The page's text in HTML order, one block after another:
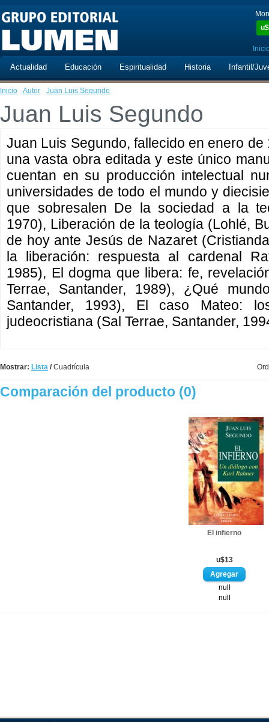
u$
Actualidad Educación Espiritualidad Historia Infantil/
Inicio · Autor · Juan Luis Segundo
Juan Luis Segundo
Juan Luis Segundo, fallecido en enero
una vasta obra editada y este único
cuentan en su producción intelectual
universidades de todo el mundo y
que sobresalen De la sociedad a la
1970), Liberación de la teología (Lohlé,
de hoy ante Jesús de Nazaret
la liberación: respuesta al cardenal
1985), El dogma que libera: fe,
Terrae, Santander, 1989), ¿Qué
Santander, 1993), El caso Mateo:
judeocristiana (Sal Terrae, Santander,
Mostrar: Lista /Cuadrícula
Comparación del producto (0)
El infierno
u$13
null
null